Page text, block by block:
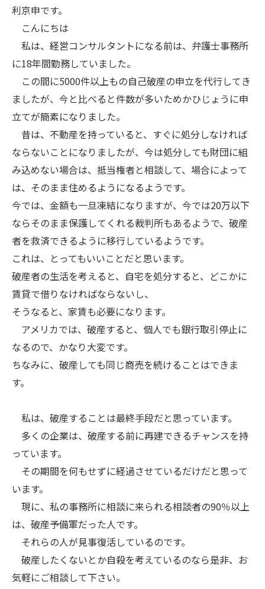
利京申です。
こんにちは
私は、経営コンサルタントになる前は、弁護士事務所
に18年間勤務していました。
この間に5000件以上もの自己破産の申立を代行してき
ましたが、今と比べると件数が多いためかひじょうに申
立てが簡素になりました。
昔は、不動産を持っていると、すぐに処分しなければ
ならないことになりましたが、今は処分しても財団に組
み込めない場合は、抵当権者と相談して、場合によって
は、そのまま住めるようになるようです。
今では、金額も一旦凍結になりますが、今では20万以下
ならそのまま保護してくれる裁判所もあるようで、破産
者を救済できるように移行しているようです。
これは、とってもいいことだと思います。
破産者の生活を考えると、自宅を処分すると、どこかに
賃貸で借りなければならないし、
そうなると、家賃も必要になります。
アメリカでは、破産すると、個人でも銀行取引停止に
なるので、かなり大変です。
ちなみに、破産しても同じ商売を続けることはできま
す。
私は、破産することは最終手段だと思っています。
多くの企業は、破産する前に再建できるチャンスを持
っています。
その期間を何もせずに経過させているだけだと思って
います。
現に、私の事務所に相談に来られる相談者の90％以上
は、破産予備軍だった人です。
それらの人が見事復活しているのです。
破産したくないとか自殺を考えているのなら是非、お
気軽にご相談して下さい。